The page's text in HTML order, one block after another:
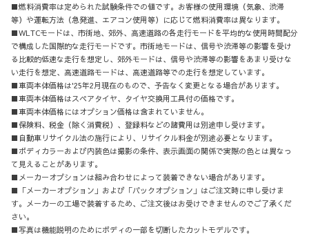
■燃料消費率は定められた試験条件での値です。お客様の使用環境（気象、渋滞
等）や運転方法（急発進、エアコン使用等）に応じて燃料消費率は異なります。
■WLTCモードは、市街地、郊外、高速道路の各走行モードを平均的な使用時間配分
で構成した国際的な走行モードです。市街地モードは、信号や渋滞等の影響を受け
る比較的低速な走行を想定し、郊外モードは、信号や渋滞等の影響をあまり受けな
い走行を想定、高速道路モードは、高速道路等での走行を想定しています。
■車両本体価格は'25年2月現在のもので、予告なく変更となる場合があります。
■車両本体価格はスペアタイヤ、タイヤ交換用工具付の価格です。
■車両本体価格にはオプション価格は含まれていません。
■保険料、税金（除く消費税）、登録料などの諸費用は別途申し受けます。
■自動車リサイクル法の施行により、リサイクル料金が別途必要となります。
■ボディカラーおよび内装色は撮影の条件、表示画面の関係で実際の色とは異なっ
て見えることがあります。
■メーカーオプションは組み合わせによって装着できない場合があります。
■「メーカーオプション」および「パックオプション」はご注文時に申し受けま
す。メーカーの工場で装着するため、ご注文後はお受けできませんのでご了承くだ
さい。
■写真は機能説明のためにボディの一部を切断したカットモデルです。